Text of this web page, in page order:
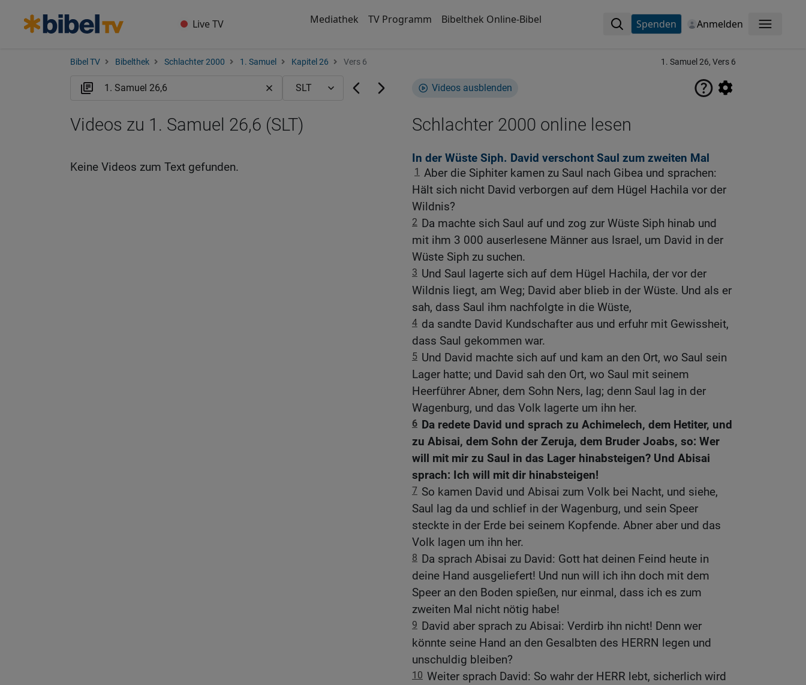
Live TV Mediathek TV Programm Bibelthek Online-Bibel Spenden Anmelden Menü
Bibel TV Bibelthek Schlachter 2000 1. Samuel Kapitel 26 Vers 6 1. Samuel 26, Vers 6
Videos ausblenden
Schlachter 2000 online lesen
In der Wüste Siph. David verschont Saul zum zweiten Mal
1 Aber die Siphiter kamen zu Saul nach Gibea und sprachen:
Hält sich nicht David verborgen auf dem Hügel Hachila vor der
Wildnis?
2 Da machte sich Saul auf und zog zur Wüste Siph hinab und
mit ihm 3 000 auserlesene Männer aus Israel, um David in der
Wüste Siph zu suchen.
3 Und Saul lagerte sich auf dem Hügel Hachila, der vor der
Wildnis liegt, am Weg; David aber blieb in der Wüste. Und als er
sah, dass Saul ihm nachfolgte in die Wüste,
4 da sandte David Kundschafter aus und erfuhr mit Gewissheit,
dass Saul gekommen war.
5 Und David machte sich auf und kam an den Ort, wo Saul sein
Lager hatte; und David sah den Ort, wo Saul mit seinem
Heerführer Abner, dem Sohn Ners, lag; denn Saul lag in der
Wagenburg, und das Volk lagerte um ihn her.
6 Da redete David und sprach zu Achimelech, dem Hetiter, und
zu Abisai, dem Sohn der Zeruja, dem Bruder Joabs, so: Wer
will mit mir zu Saul in das Lager hinabsteigen? Und Abisai
sprach: Ich will mit dir hinabsteigen!
7 So kamen David und Abisai zum Volk bei Nacht, und siehe,
Saul lag da und schlief in der Wagenburg, und sein Speer
steckte in der Erde bei seinem Kopfende. Abner aber und das
Volk lagen um ihn her.
8 Da sprach Abisai zu David: Gott hat deinen Feind heute in
deine Hand ausgeliefert! Und nun will ich ihn doch mit dem
Speer an den Boden spießen, nur einmal, dass ich es zum
zweiten Mal nicht nötig habe!
9 David aber sprach zu Abisai: Verdirb ihn nicht! Denn wer
könnte seine Hand an den Gesalbten des HERRN legen und
unschuldig bleiben?
10 Weiter sprach David: So wahr der HERR lebt, sicherlich wird
Videos zu 1. Samuel 26,6 (SLT)
Keine Videos zum Text gefunden.